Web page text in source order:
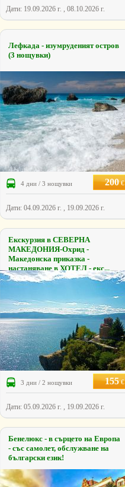
Дати: 19.09.2026 г. , 08.10.2026 г.
Лефкада - изумруденият остров
(3 нощувки)
4 дни / 3 нощувки 200€
Дати: 04.09.2026 г. , 19.09.2026 г.
Екскурзия в СЕВЕРНА
МАКЕДОНИЯ-Охрид -
Македонска приказка -
настаняване в ХОТЕЛ - екс...
3 дни / 2 нощувки 155€
Дати: 05.09.2026 г. , 19.09.2026 г.
Бенелюкс - в сърцето на Европа
- със самолет, обслужване на
български език!